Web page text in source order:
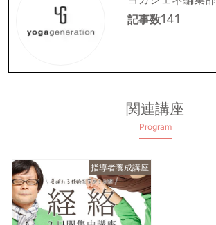
記事数141
関連講座
Program
指導者養成講座